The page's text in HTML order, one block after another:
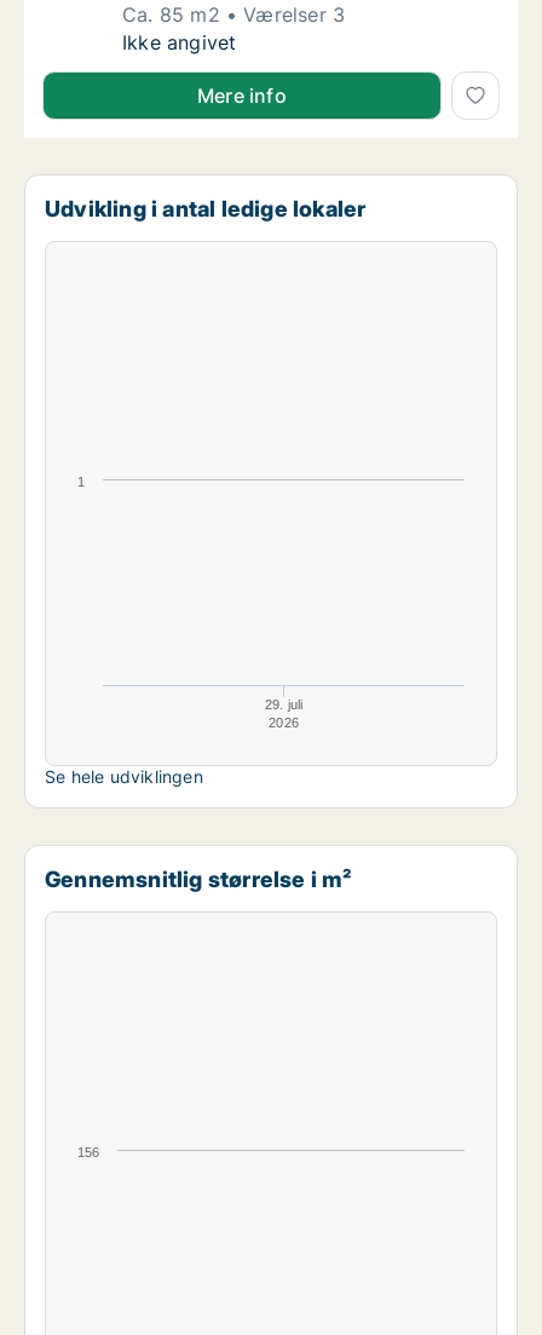
Ca. 85 m2
Værelser 3
Ca. 85 m2 andelsbolig til salg på 2100
Ikke angivet
Mere info
Udvikling i antal ledige lokaler
29. juli
2026
1
Se hele udviklingen
Gennemsnitlig størrelse i m²
156